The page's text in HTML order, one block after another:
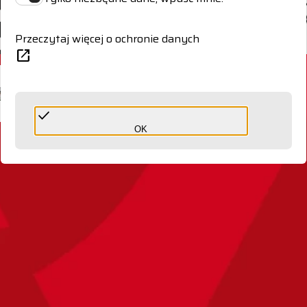
Przeczytaj więcej o ochronie danych
open_in_new
done
OK